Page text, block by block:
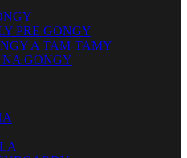
PRE GONGY
A TAM-TAMY
GONGY